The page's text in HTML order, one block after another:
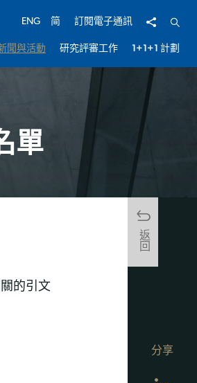
ENG 简 訂閱電子通訊 分享 開啟
聞與活動 研究評審工作 1+1+1 計劃
單
返回
的引文
分享